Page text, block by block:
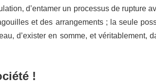
d’entamer un processus de rupture
et des arrangements ; la seule
d’exister en somme, et véritablement,
!